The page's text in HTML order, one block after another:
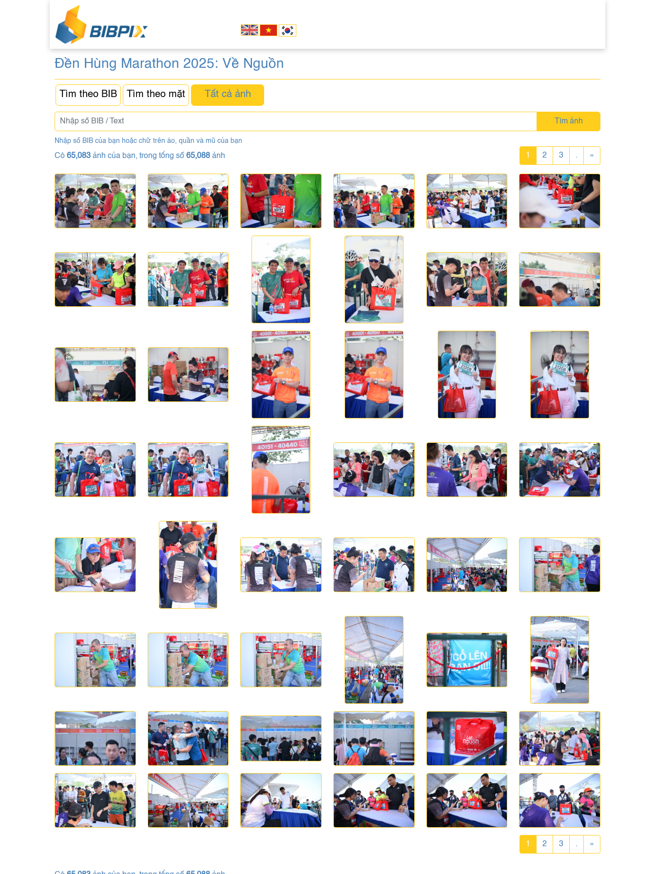
Đền Hùng Marathon 2025: Về Nguồn
Tìm theo BIB Tìm theo mặt Tất cả ảnh
Tìm ảnh
Nhập số BIB của bạn hoặc chữ trên áo, quần và mũ của bạn
Có 65,083 ảnh của bạn, trong tổng số 65,088 ảnh 1 2 3 . »
1 2 3 . »